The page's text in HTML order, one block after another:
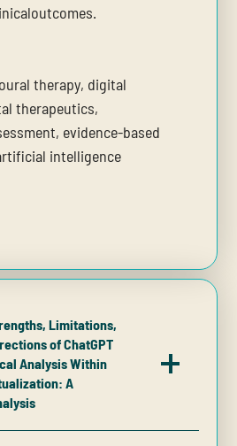
therapy, digital
therapeutics,
evidence-based
intelligence
Limitations,
of ChatGPT
Analysis Within
A